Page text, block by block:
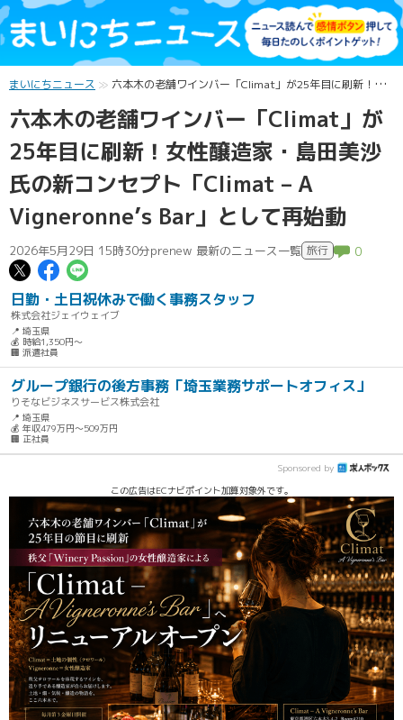
まいにちニュース 六本木の老舗ワインバー「Climat」が25年目に刷新！女性醸造家・島田美沙氏の新コンセプト「Climat – A Vigneronne’s Bar」として再始動
六本木の老舗ワインバー「Climat」が
25年目に刷新！女性醸造家・島田美沙
氏の新コンセプト「Climat – A
Vigneronne’s Bar」として再始動
2026年5月29日 15時30分prenew 最新のニュース一覧 旅行 0
この記事についてポスト
この記事についてFacebookでシェ
日勤・土日祝休みで働く事務スタッフ
株式会社ジェイウェイブ
📍 埼玉県
💰 時給1,350円～
🏢 派遣社員
グループ銀行の後方事務「埼玉業務サポートオフィス」
りそなビジネスサービス株式会社
📍 埼玉県
💰 年収479万円～509万円
🏢 正社員
Sponsored by
この広告はECナビポイント加算対象外です。